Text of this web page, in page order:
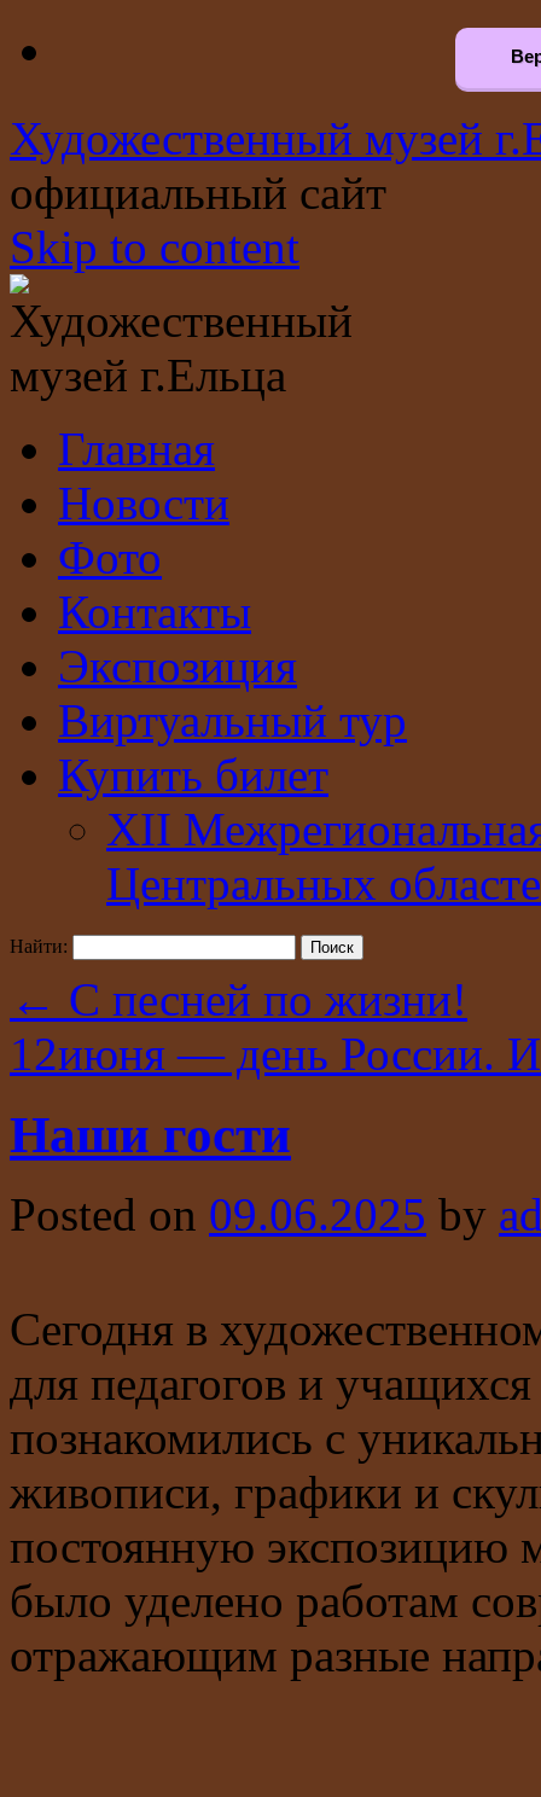
Художественный музей
официальный сайт
Skip to content
Главная
Новости
Фото
Контакты
Экспозиция
Виртуальный тур
Купить билет
XII
Центральных
Найти:
← С песней по жизни!
12июня — день России.
Наши гости
Posted on 09.06.2025 by
Сегодня в
для педагогов и
познакомились с
живописи, графики и
постоянную экспозицию
было уделено работам
отражающим разные